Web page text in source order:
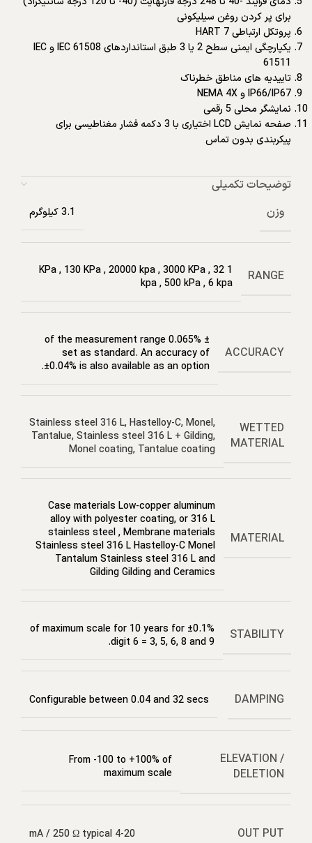
برای پر کردن روغن سیلیکونی
پروتکل ارتباطی HART 7
یکپارچگی ایمنی سطح 2 یا 3 طبق استانداردهای IEC 61508 و IEC
61511
تاییدیه های مناطق خطرناک
IP66/IP67 و NEMA 4X
نمایشگر محلی 5 رقمی
صفحه نمایش LCD اختیاری با 3 دکمه فشار مغناطیسی برای
پیکربندی بدون تماس
توضیحات تکمیلی
وزن
3.1 کیلوگرم
RANGE
1 KPa
, 130 KPa,20000 kpa,3000 KPa,32
kpa,500 kPa,6 kpa
ACCURACY
± 0.065% of the measurement range
set as standard. An accuracy of
±0.04% is also available as an option.
WETTED
MATERIAL
Stainless steel 316 L, Hastelloy-C, Monel,
Tantalue, Stainless steel 316 L + Gilding,
Monel coating, Tantalue coating
MATERIAL
Case materials Low-copper aluminum
alloy with polyester coating, or 316 L
stainless steel,Membrane materials
Stainless steel 316 L Hastelloy-C Monel
Tantalum Stainless steel 316 L and
Gilding Gilding and Ceramics
STABILITY
±0.1% of maximum scale for 10 years for
digit 6 = 3, 5, 6, 8 and 9.
DAMPING
Configurable between 0.04 and 32 secs
ELEVATION /
DELETION
From -100 to +100% of
maximum scale
OUT PUT
4-20 mA / 250 Ω typical